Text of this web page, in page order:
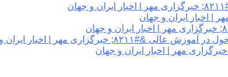
مهر | اخبار ایران و جهان